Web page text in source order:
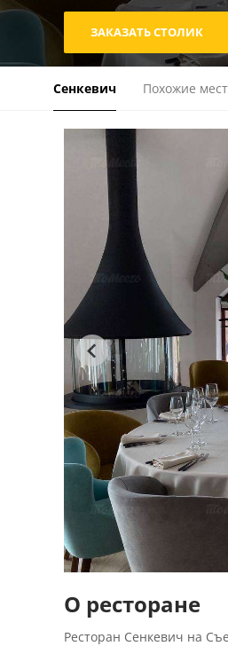
ЗАКАЗАТЬ СТОЛИК
Сенкевич Похожие
О ресторане
Ресторан Сенкевич на